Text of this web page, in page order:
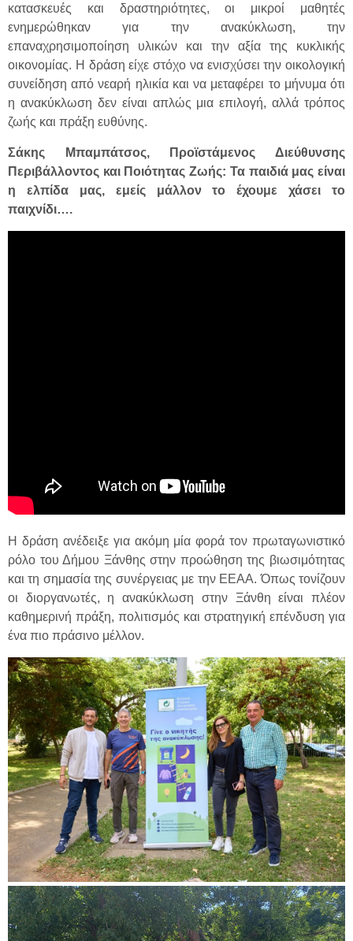
κατασκευές και δραστηριότητες, οι μικροί μαθητές
ενημερώθηκαν για την ανακύκλωση, την
επαναχρησιμοποίηση υλικών και την αξία της κυκλικής
οικονομίας. Η δράση είχε στόχο να ενισχύσει την οικολογική
συνείδηση από νεαρή ηλικία και να μεταφέρει το μήνυμα ότι
η ανακύκλωση δεν είναι απλώς μια επιλογή, αλλά τρόπος
ζωής και πράξη ευθύνης.
Σάκης Μπαμπάτσος, Προϊστάμενος Διεύθυνσης
Περιβάλλοντος και Ποιότητας Ζωής: Τα παιδιά μας είναι
η ελπίδα μας, εμείς μάλλον το έχουμε χάσει το
παιχνίδι….
Η δράση ανέδειξε για ακόμη μία φορά τον πρωταγωνιστικό
ρόλο του Δήμου Ξάνθης στην προώθηση της βιωσιμότητας
και τη σημασία της συνέργειας με την ΕΕΑΑ. Όπως τονίζουν
οι διοργανωτές, η ανακύκλωση στην Ξάνθη είναι πλέον
καθημερινή πράξη, πολιτισμός και στρατηγική επένδυση για
ένα πιο πράσινο μέλλον.